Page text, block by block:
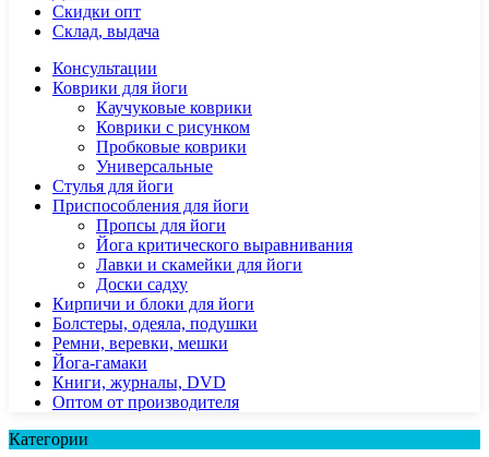
Скидки опт
Склад, выдача
Консультации
Коврики для йоги
Каучуковые коврики
Коврики с рисунком
Пробковые коврики
Универсальные
Стулья для йоги
Приспособления для йоги
Пропсы для йоги
Йога критического выравнивания
Лавки и скамейки для йоги
Доски садху
Кирпичи и блоки для йоги
Болстеры, одеяла, подушки
Ремни, веревки, мешки
Йога-гамаки
Книги, журналы, DVD
Оптом от производителя
Категории